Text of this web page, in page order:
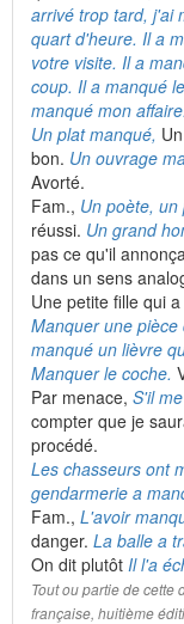
arrivé trop tard, j'ai
quart d'heure. Il a
votre visite. Il a
coup. Il a manqué
manqué mon affaire.
Un plat manqué,
bon. Un ouvrage
Avorté.
Fam., Un poète,
réussi. Un grand
pas ce qu'il
dans un sens
Une petite fille qui
Manquer une pièce
manqué un lièvre
Manquer le coche.
Par menace, S'il
compter que je
procédé.
Les chasseurs ont
gendarmerie a
Fam., L'avoir
danger. La balle a
On dit plutôt Il l'a
Tout ou partie de cette
française, huitième